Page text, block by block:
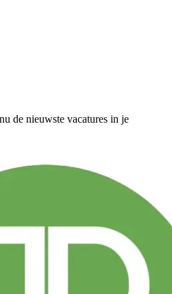
de nieuwste vacatures in je